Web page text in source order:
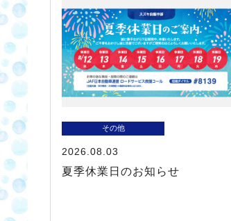
その他
2026.08.03
夏季休業日のお知らせ